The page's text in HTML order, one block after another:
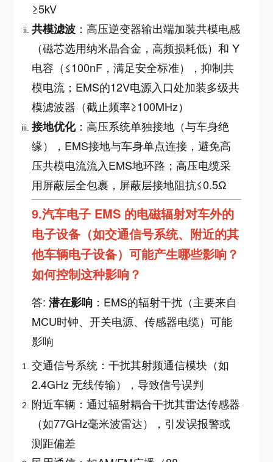
≥5kV
共模滤波 ：高压逆变器输出端加装共模电感
（磁芯选用纳米晶合金，高频损耗低）和 Y
电容（≤100nF，满足安全标准），抑制共
模电流；EMS的12V电源入口处加装多级共
模滤波器（截止频率≥100MHz）
接地优化 ：高压系统单独接地（与车身绝
缘），EMS接地与车身单点连接，避免高
压共模电流流入EMS地环路；高压电缆采
用屏蔽层全包裹，屏蔽层接地阻抗≤0.5Ω
9.汽车电子 EMS 的电磁辐射对车外的
电子设备（如交通信号系统、附近的其
他车辆电子设备）可能产生哪些影响？
如何控制这种影响？
答: 潜在影响 ：EMS的辐射干扰（主要来自
MCU时钟、开关电源、传感器电缆）可能
影响
交通信号系统：干扰其射频通信模块（如
2.4GHz 无线传输），导致信号误判
附近车辆：通过辐射耦合干扰其雷达传感器
（如77GHz毫米波雷达），引发误报警或
测距偏差